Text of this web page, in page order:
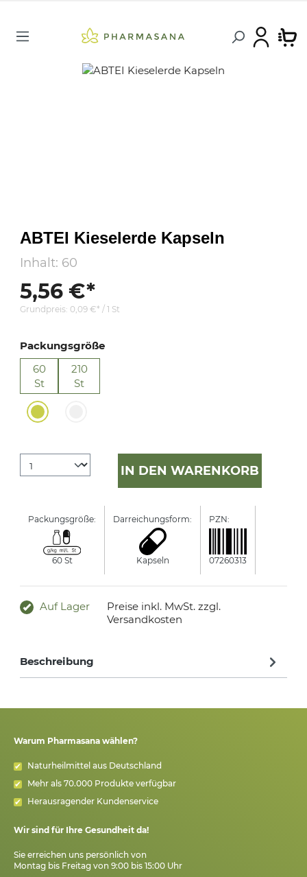
ABTEI Kieselerde Kapseln
Inhalt: 60
5,56 €*
Grundpreis: 0,09 €* / 1 St
Packungsgröße
60
St
210
St
IN DEN WARENKORB
Packungsgröße:
60 St
Darreichungsform:
Kapseln
PZN:
07260313
Auf Lager
Preise inkl. MwSt. zzgl.
Versandkosten
Beschreibung
Warum Pharmasana wählen?
Naturheilmittel aus Deutschland
Mehr als 70.000 Produkte verfügbar
Herausragender Kundenservice
Wir sind für Ihre Gesundheit da!
Sie erreichen uns persönlich von
Montag bis Freitag von 9:00 bis 15:00 Uhr